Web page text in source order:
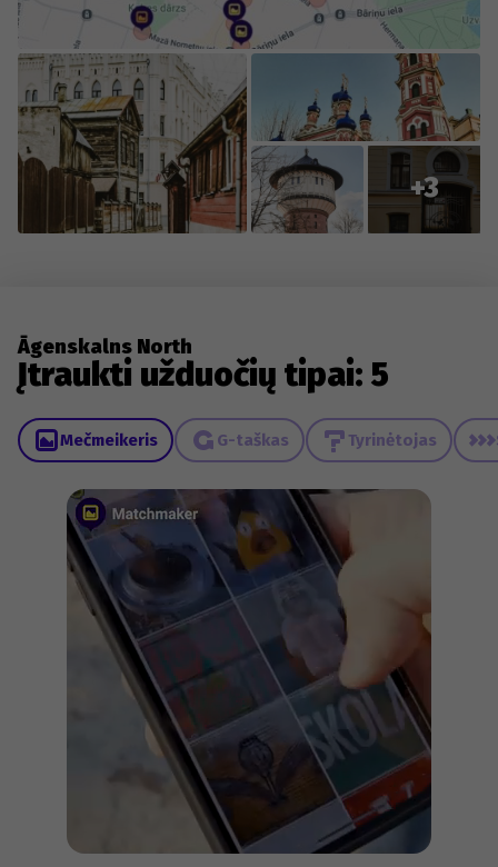
+3
Āgenskalns North
Įtraukti užduočių tipai: 5
Mečmeikeris G-taškas Tyrinėtojas